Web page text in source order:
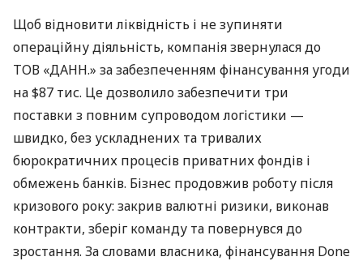
Щоб відновити ліквідність і не зупиняти
операційну діяльність, компанія звернулася до
ТОВ «ДАНН.» за забезпеченням фінансування угоди
на $87 тис. Це дозволило забезпечити три
поставки з повним супроводом логістики —
швидко, без ускладнених та тривалих
бюрократичних процесів приватних фондів і
обмежень банків. Бізнес продовжив роботу після
кризового року: закрив валютні ризики, виконав
контракти, зберіг команду та повернувся до
зростання. За словами власника, фінансування Done